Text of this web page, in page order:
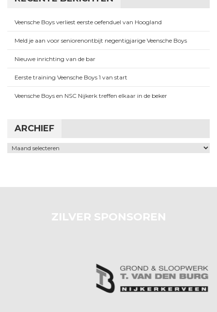
Veensche Boys verliest eerste oefenduel van Hoogland
Meld je aan voor seniorenontbijt negentigjarige Veensche Boys
Nieuwe inrichting van de bar
Eerste training Veensche Boys 1 van start
Veensche Boys en NSC Nijkerk treffen elkaar in de beker
ARCHIEF
Archief
ZILVER SPONSOREN